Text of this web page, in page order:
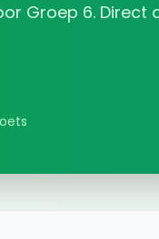
Groep 6. Direct